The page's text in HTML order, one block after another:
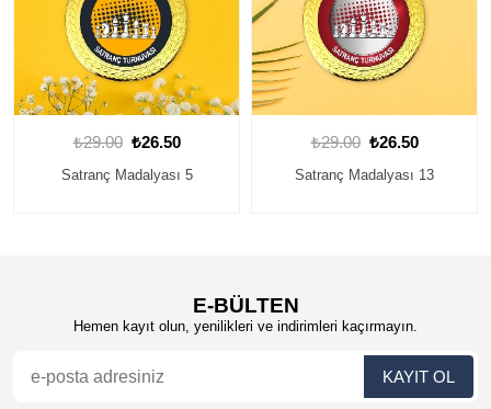
₺29.00 ₺26.50
Satranç Madalyası 5
₺29.00 ₺26.50
Satranç Madalyası 13
E-BÜLTEN
Hemen kayıt olun, yenilikleri ve indirimleri kaçırmayın.